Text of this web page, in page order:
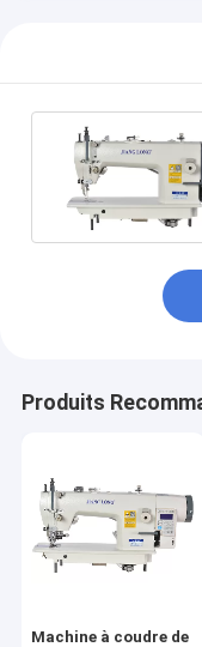
Produits
Machine à coudre de